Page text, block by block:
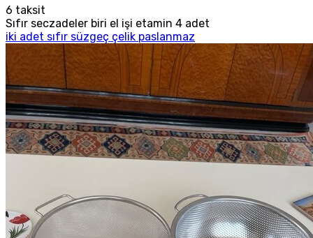
6 taksit
Sıfır seczadeler biri el işi etamin 4 adet
iki adet sıfır süzgeç çelik paslanmaz